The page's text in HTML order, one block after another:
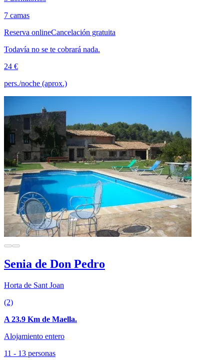
7 camas
Reserva onlineCancelación gratuita
Todavía no se te cobrará nada.
24 €
pers./noche (aprox.)
Senia de Don Pedro
Horta de Sant Joan
(2)
A 23.9 Km de Maella.
Alojamiento entero
11 - 13 personas